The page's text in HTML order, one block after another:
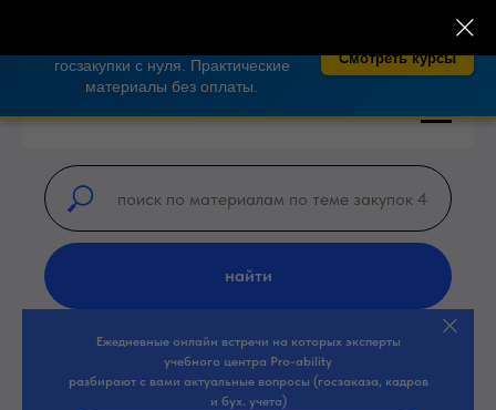
×
госзакупки с нуля. Практические
материалы без оплаты.
Смотреть курсы
найти
Ежедневные онлайн встречи на которых эксперты
учебного центра Pro-ability
разбирают с вами актуальные вопросы (госзаказа, кадров
и бух. учета)